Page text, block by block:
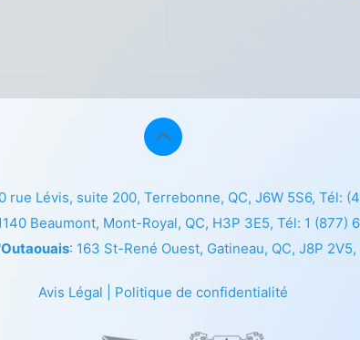
rue Lévis, suite 200, Terrebonne, QC, J6W 5S6, Tél:
Beaumont, Mont-Royal, QC, H3P 3E5, Tél: 1 (877)
: 163 St-René Ouest, Gatineau, QC, J8P 2V5,
Avis Légal Politique de confidentialité